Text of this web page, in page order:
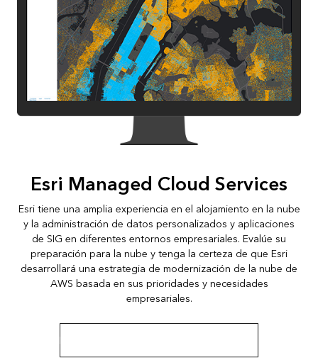
Esri Managed Cloud Services
Esri tiene una amplia experiencia en el alojamiento en la nube
y la administración de datos personalizados y aplicaciones
de SIG en diferentes entornos empresariales. Evalúe su
preparación para la nube y tenga la certeza de que Esri
desarrollará una estrategia de modernización de la nube de
AWS basada en sus prioridades y necesidades
empresariales.
Descubrir opciones de nube administradas